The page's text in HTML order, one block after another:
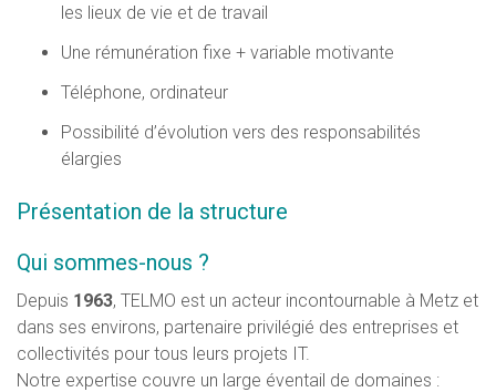
les lieux de vie et de travail
Une rémunération fixe + variable motivante
Téléphone, ordinateur
Possibilité d’évolution vers des responsabilités
élargies
Présentation de la structure
Qui sommes-nous ?
Depuis 1963, TELMO est un acteur incontournable à Metz et
dans ses environs, partenaire privilégié des entreprises et
collectivités pour tous leurs projets IT.
Notre expertise couvre un large éventail de domaines :